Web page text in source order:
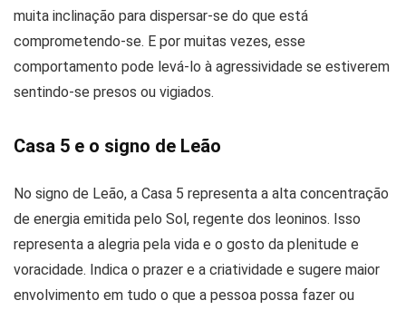
muita inclinação para dispersar-se do que está
comprometendo-se. E por muitas vezes, esse
comportamento pode levá-lo à agressividade se estiverem
sentindo-se presos ou vigiados.
Casa 5 e o signo de Leão
No signo de Leão, a Casa 5 representa a alta concentração
de energia emitida pelo Sol, regente dos leoninos. Isso
representa a alegria pela vida e o gosto da plenitude e
voracidade. Indica o prazer e a criatividade e sugere maior
envolvimento em tudo o que a pessoa possa fazer ou